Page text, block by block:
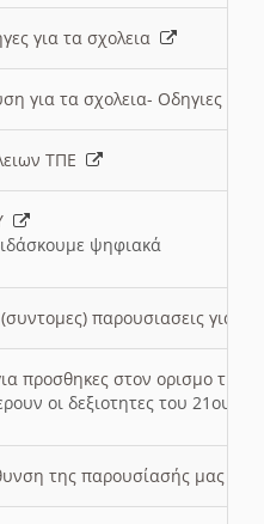
για τα σχολεια
για τα σχολεια- Οδηγιες
ΤΠΕ
ψηφιακά
παρουσιασεις για
προσθηκες στον ορισμο
οι δεξιοτητες του 21ου
της παρουσίασής μας